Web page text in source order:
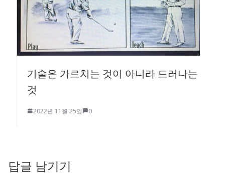
기술은 가르치는 것이 아니라 드러나는
것
2022년 11월 25일 0
답글 남기기